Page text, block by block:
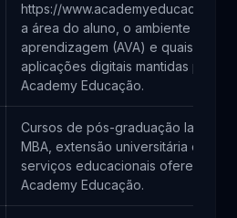
https://
a área do aluno, o ambiente virtual
aprendizagem (AVA) e quaisquer
aplicações digitais mantidas pela
Academy Educação.
Cursos de pós-graduação lato
MBA, extensão universitária e
serviços educacionais oferecidos
Academy Educação.